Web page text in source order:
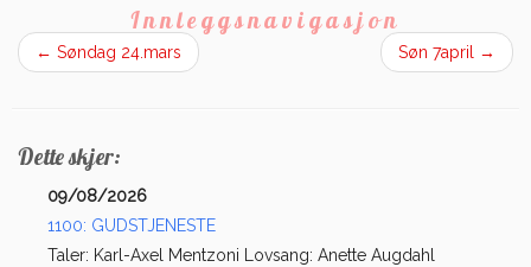
Innleggsnavigasjon
← Søndag 24.mars Søn 7april →
Dette skjer:
09/08/2026
1100: GUDSTJENESTE
Taler: Karl-Axel Mentzoni Lovsang: Anette Augdahl